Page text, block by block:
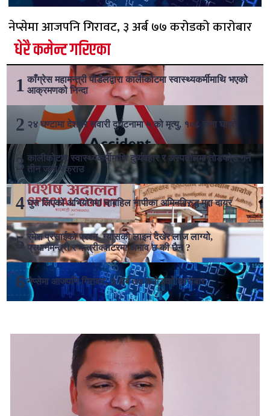
नेप्सेमा आजपनि गिरावट, ३ अर्ब ७७ करोडको कारोबार
धेरै कमेन्ट गरिएका
काँग्रेस महामन्त्री पौडेलद्वारा कालीकोटमा स्वास्थ्यकर्मीमाथि भएको
आक्रमणको निन्दा
२४ घण्टामा देशभर सवारी दुर्घटनामा ५ को मृत्यु, १०८ जना घाइते
कालीकोटमा स्वास्थ्यकर्मीमाथि दुर्व्यवहार र अस्पतालमा तोडफोड गर्ने
तीन जना पक्राउ
घुस लिएको अभियोगमा चाबहिल नापीका अमिनविरुद्ध मुद्दा दायर
रमेश प्रसाईको प्रश्न- ग्यासको लाइन देखेर लाज लाग्यो,
प्रधानमन्त्री र मन्त्रीक्वाटरमा अभाव छ की छैन ?
नेप्सेमा आजपनि गिरावट, ३ अर्ब ७७ करोडको कारोबार